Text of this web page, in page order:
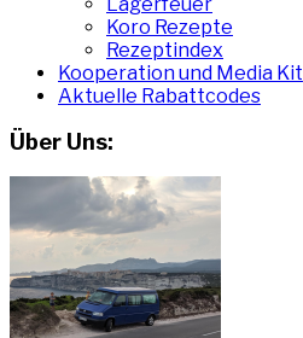
Koro Rezepte
Rezeptindex
Kooperation und Media Kit
Aktuelle Rabattcodes
Über Uns: